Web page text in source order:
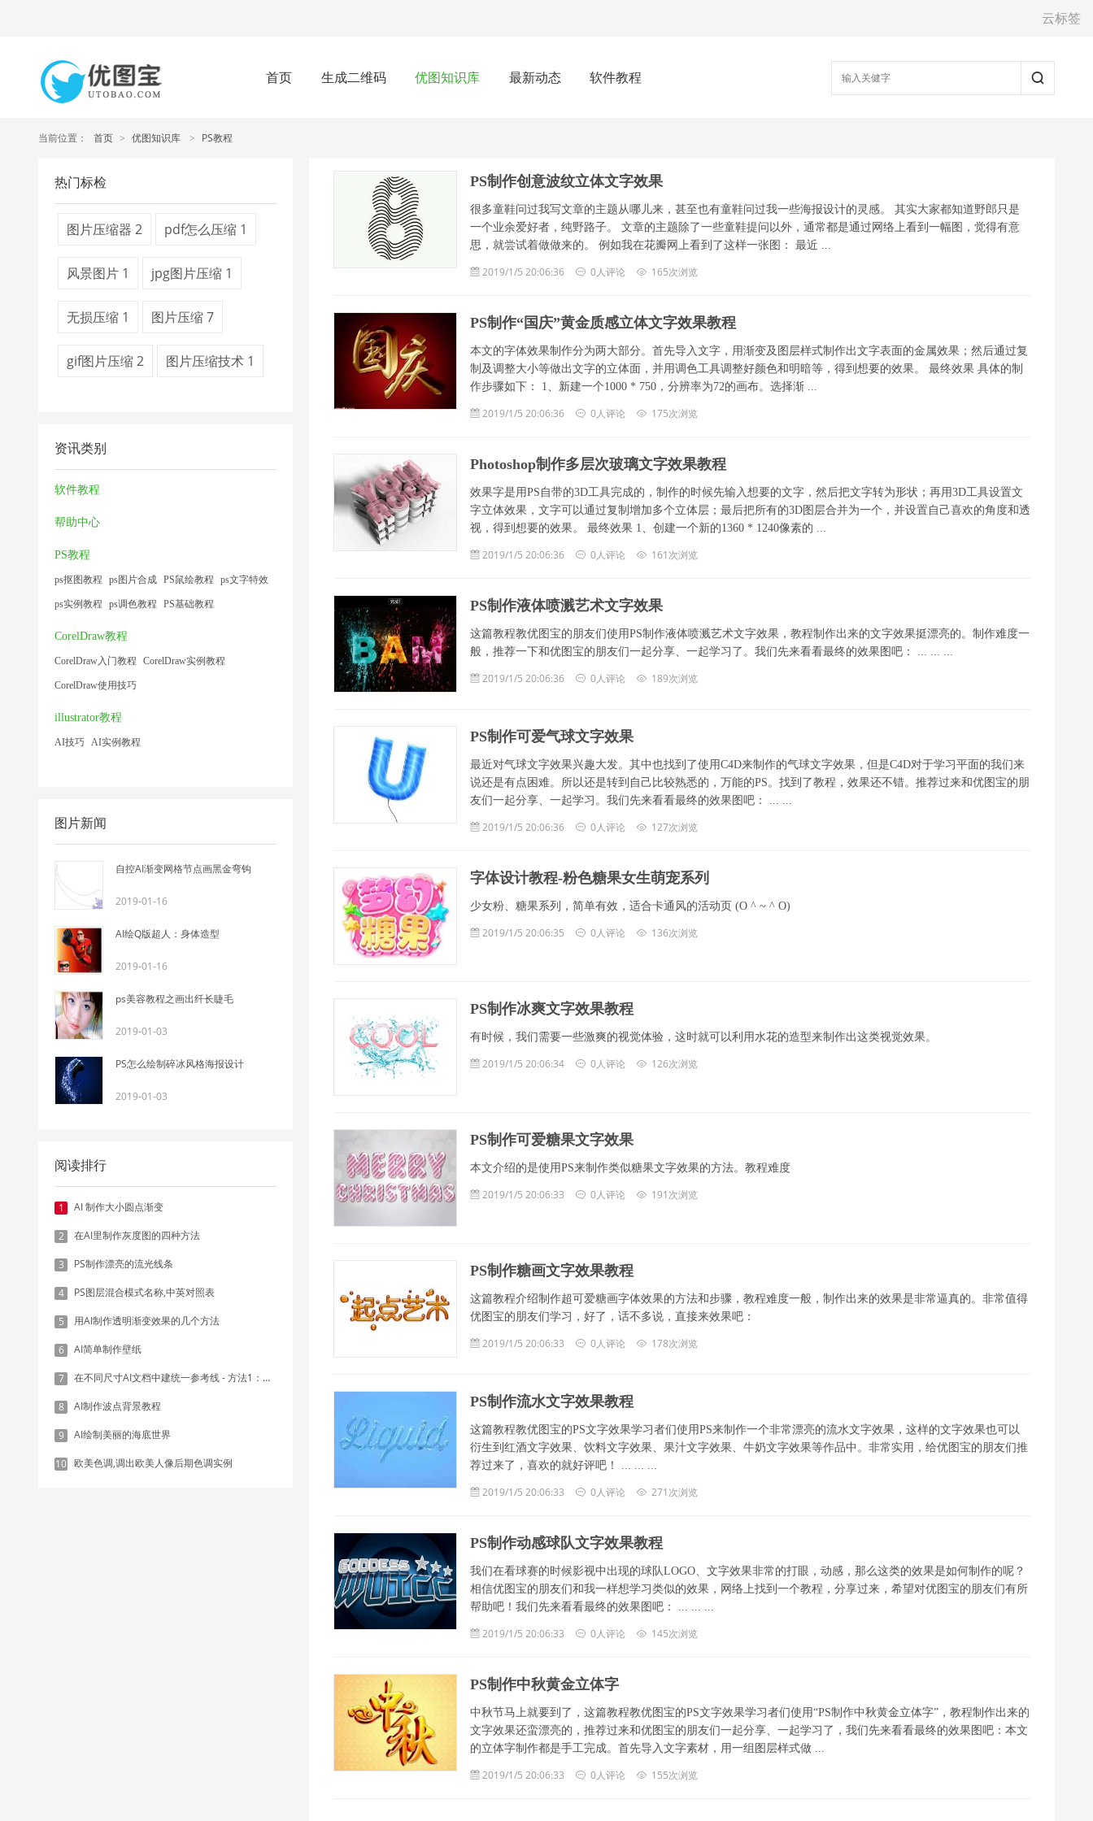
云标签
首页 生成二维码 优图知识库 最新动态 软件教程
当前位置： 首页 > 优图知识库 > PS教程
热门标检
图片压缩器 2 pdf怎么压缩 1
风景图片 1 jpg图片压缩 1
无损压缩 1 图片压缩7
gif图片压缩2 图片压缩技术 1
资讯类别
软件教程
帮助中心
PS教程
ps抠图教程 ps图片合成 PS鼠绘教程 ps文字特效
ps实例教程 ps调色教程 PS基础教程
CorelDraw教程
CorelDraw入门教程 CorelDraw实例教程
CorelDraw使用技巧
illustrator教程
AI技巧 AI实例教程
图片新闻
自控AI渐变网格节点画黑金弯钩
2019-01-16
AI绘Q版超人：身体造型
2019-01-16
ps美容教程之画出纤长睫毛
2019-01-03
PS怎么绘制碎冰风格海报设计
2019-01-03
阅读排行
1 AI 制作大小圆点渐变
2 在AI里制作灰度图的四种方法
3 PS制作漂亮的流光线条
4 PS图层混合模式名称,中英对照表
5 用AI制作透明渐变效果的几个方法
6 AI简单制作壁纸
7 在不同尺寸AI文档中建统一参考线 - 方法1：对齐和分布
8 AI制作波点背景教程
9 AI绘制美丽的海底世界
10 欧美色调,调出欧美人像后期色调实例
PS制作创意波纹立体文字效果
很多童鞋问过我写文章的主题从哪儿来，甚至也有童鞋问过我一些海报设计的灵感。 其实大家都知道野郎只是
一个业余爱好者，纯野路子。 文章的主题除了一些童鞋提问以外，通常都是通过网络上看到一幅图，觉得有意
思，就尝试着做做来的。 例如我在花瓣网上看到了这样一张图： 最近 ...
2019/1/5 20:06:36 0人评论 165次浏览
PS制作“国庆”黄金质感立体文字效果教程
本文的字体效果制作分为两大部分。首先导入文字，用渐变及图层样式制作出文字表面的金属效果；然后通过复
制及调整大小等做出文字的立体面，并用调色工具调整好颜色和明暗等，得到想要的效果。 最终效果 具体的制
作步骤如下： 1、新建一个1000 * 750，分辨率为72的画布。选择渐 ...
2019/1/5 20:06:36 0人评论 175次浏览
Photoshop制作多层次玻璃文字效果教程
效果字是用PS自带的3D工具完成的，制作的时候先输入想要的文字，然后把文字转为形状；再用3D工具设置文
字立体效果，文字可以通过复制增加多个立体层；最后把所有的3D图层合并为一个，并设置自己喜欢的角度和透
视，得到想要的效果。 最终效果 1、创建一个新的1360 * 1240像素的 ...
2019/1/5 20:06:36 0人评论 161次浏览
PS制作液体喷溅艺术文字效果
这篇教程教优图宝的朋友们使用PS制作液体喷溅艺术文字效果，教程制作出来的文字效果挺漂亮的。制作难度一
般，推荐一下和优图宝的朋友们一起分享、一起学习了。我们先来看看最终的效果图吧： ... ... ...
2019/1/5 20:06:36 0人评论 189次浏览
PS制作可爱气球文字效果
最近对气球文字效果兴趣大发。其中也找到了使用C4D来制作的气球文字效果，但是C4D对于学习平面的我们来
说还是有点困难。所以还是转到自己比较熟悉的，万能的PS。找到了教程，效果还不错。推荐过来和优图宝的朋
友们一起分享、一起学习。我们先来看看最终的效果图吧： ... ...
2019/1/5 20:06:36 0人评论 127次浏览
字体设计教程-粉色糖果女生萌宠系列
少女粉、糖果系列，简单有效，适合卡通风的活动页 (O ^ ~ ^ O)
2019/1/5 20:06:35 0人评论 136次浏览
PS制作冰爽文字效果教程
有时候，我们需要一些激爽的视觉体验，这时就可以利用水花的造型来制作出这类视觉效果。
2019/1/5 20:06:34 0人评论 126次浏览
PS制作可爱糖果文字效果
本文介绍的是使用PS来制作类似糖果文字效果的方法。教程难度
2019/1/5 20:06:33 0人评论 191次浏览
PS制作糖画文字效果教程
这篇教程介绍制作超可爱糖画字体效果的方法和步骤，教程难度一般，制作出来的效果是非常逼真的。非常值得
优图宝的朋友们学习，好了，话不多说，直接来效果吧：
2019/1/5 20:06:33 0人评论 178次浏览
PS制作流水文字效果教程
这篇教程教优图宝的PS文字效果学习者们使用PS来制作一个非常漂亮的流水文字效果，这样的文字效果也可以
衍生到红酒文字效果、饮料文字效果、果汁文字效果、牛奶文字效果等作品中。非常实用，给优图宝的朋友们推
荐过来了，喜欢的就好评吧！ ... ... ...
2019/1/5 20:06:33 0人评论 271次浏览
PS制作动感球队文字效果教程
我们在看球赛的时候影视中出现的球队LOGO、文字效果非常的打眼，动感，那么这类的效果是如何制作的呢？
相信优图宝的朋友们和我一样想学习类似的效果，网络上找到一个教程，分享过来，希望对优图宝的朋友们有所
帮助吧！我们先来看看最终的效果图吧： ... ... ...
2019/1/5 20:06:33 0人评论 145次浏览
PS制作中秋黄金立体字
中秋节马上就要到了，这篇教程教优图宝的PS文字效果学习者们使用“PS制作中秋黄金立体字”，教程制作出来的
文字效果还蛮漂亮的，推荐过来和优图宝的朋友们一起分享、一起学习了，我们先来看看最终的效果图吧：本文
的立体字制作都是手工完成。首先导入文字素材，用一组图层样式做 ...
2019/1/5 20:06:33 0人评论 155次浏览